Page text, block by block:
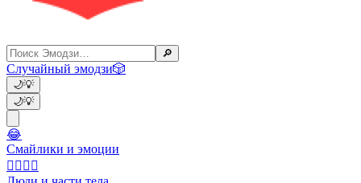
🔎
Случайный эмодзи🎲
🌙💡
🌙💡
😂
Смайлики и эмоции
👩‍❤️‍💋‍👨